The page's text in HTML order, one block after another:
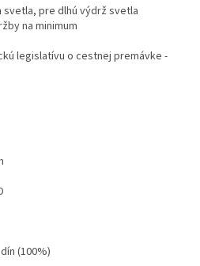
pre dlhú výdrž svetla
na minimum
legislatívu o cestnej premávke -
(100%)